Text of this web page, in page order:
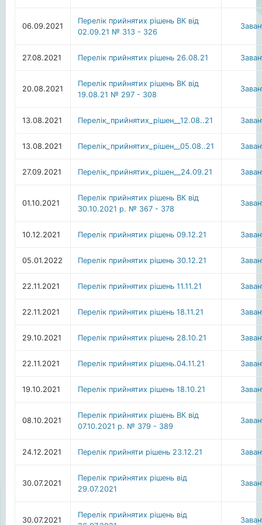
06.09.2021
Перелік прийнятих рішень ВК від
02.09.21 № 313 - 326
27.08.2021 Перелік прийнятих рішень 26.08.21
20.08.2021
Перелік прийнятих рішень ВК від
19.08.21 № 297 - 308
13.08.2021 Перелiк_прийнятих_рiшен__12.08..21
13.08.2021 Перелiк_прийнятих_рiшен__05.08..21
27.09.2021 Перелiк_прийнятих_рiшен__24.09.21
01.10.2021
Перелік прийнятих рішень ВК від
30.10.2021 р. № 367 - 378
10.12.2021 Перелік прийнятих рішень 09.12.21
05.01.2022 Перелік прийнятих рішень 30.12.21
22.11.2021 Перелік прийнятих рішень 11.11.21
22.11.2021 Перелік прийнятих рішень 18.11.21
29.10.2021 Перелік прийнятих рішень 28.10.21
22.11.2021 Перелік прийнятих рішень.04.11.21
19.10.2021 Перелік прийнятих рішень 18.10.21
08.10.2021
Перелік прийнятих рішень ВК від
07.10.2021 р. № 379 - 389
24.12.2021 Перелік прийняти рішень 23.12.21
30.07.2021
Перелік прийнятих рішень від
29.07.2021
30.07.2021
Перелік прийнятих рішень від